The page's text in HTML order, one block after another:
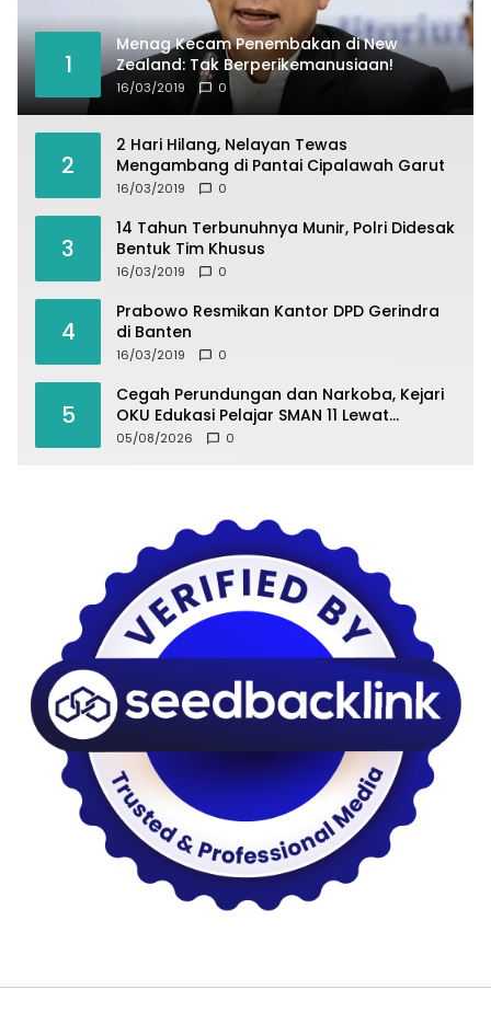
1
Menag Kecam Penembakan di New
Zealand: Tak Berperikemanusiaan!
16/03/2019 0
2
2 Hari Hilang, Nelayan Tewas
Mengambang di Pantai Cipalawah Garut
16/03/2019 0
3
14 Tahun Terbunuhnya Munir, Polri Didesak
Bentuk Tim Khusus
16/03/2019 0
4
Prabowo Resmikan Kantor DPD Gerindra
di Banten
16/03/2019 0
5
Cegah Perundungan dan Narkoba, Kejari
OKU Edukasi Pelajar SMAN 11 Lewat
Program Jaksa Masuk Sekolah
05/08/2026 0